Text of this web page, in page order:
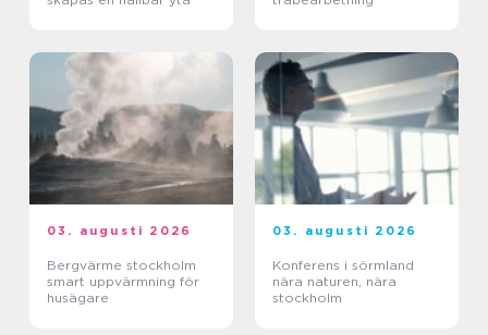
03. augusti 2026
Bergvärme stockholm
smart uppvärmning för
husägare
03. augusti 2026
Konferens i sörmland
nära naturen, nära
stockholm